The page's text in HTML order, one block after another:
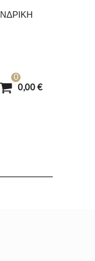
0
0,00 €